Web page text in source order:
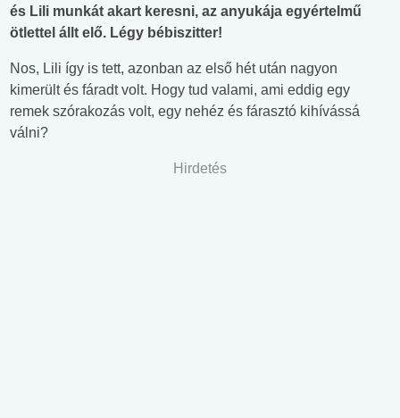
és Lili munkát akart keresni, az anyukája egyértelmű
ötlettel állt elő. Légy bébiszitter!
Nos, Lili így is tett, azonban az első hét után nagyon
kimerült és fáradt volt. Hogy tud valami, ami eddig egy
remek szórakozás volt, egy nehéz és fárasztó kihívássá
válni?
Hirdetés